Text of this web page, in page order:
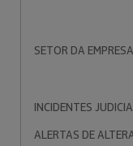
SETOR DA EMPRESA
INCIDENTES
ALERTAS DE